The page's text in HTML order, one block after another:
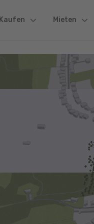
Kaufen (current)Mieten